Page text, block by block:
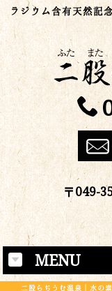
ラジウム含有天然記
〒049-
MENU
二股らぢうむ温泉｜水の